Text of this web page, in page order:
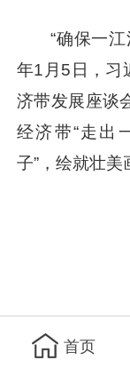
“确保一
年1月5日， 习
济带发展座谈
经济带“走出
子”，绘就壮美
首页